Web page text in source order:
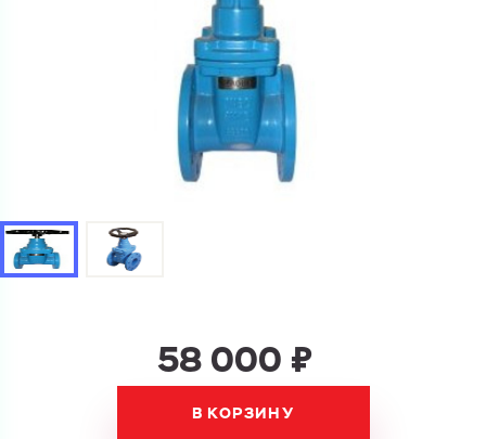
Купить как физ. лицо
Имя
Перечислите товары, которые вас интересуют
и укажите какую информацию вы хотите по ним
получить. Мы свяжемся с вами в ближайшее время.
Запросить Счёт
Номер телефона58 000 ₽
В КОРЗИНУ